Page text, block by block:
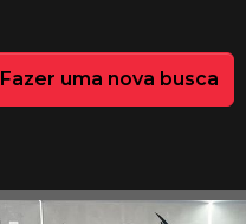
Fazer uma nova busca